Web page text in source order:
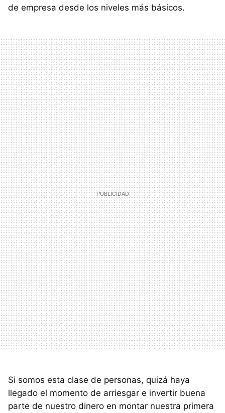
de empresa desde los niveles más básicos.
Si somos esta clase de personas, quizá haya
llegado el momento de arriesgar e invertir buena
parte de nuestro dinero en montar nuestra primera